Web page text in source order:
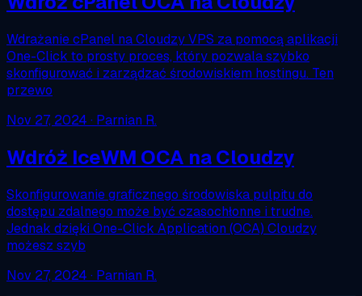
Wdrażanie cPanel na Cloudzy VPS za pomocą aplikacji
One-Click to prosty proces, który pozwala szybko
skonfigurować i zarządzać środowiskiem hostingu. Ten
przewo
Nov 27, 2024 · Parnian R.
Wdróż IceWM OCA na Cloudzy
Skonfigurowanie graficznego środowiska pulpitu do
dostępu zdalnego może być czasochłonne i trudne.
Jednak dzięki One-Click Application (OCA) Cloudzy
możesz szyb
Nov 27, 2024 · Parnian R.